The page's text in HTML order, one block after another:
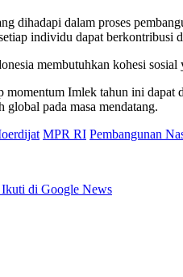
dihadapi dalam proses
individu dapat berkontribusi
membutuhkan kohesi
Imlek tahun ini dapat
global pada masa mendatang.
MPR RI Pembangunan
Ikuti di Google News